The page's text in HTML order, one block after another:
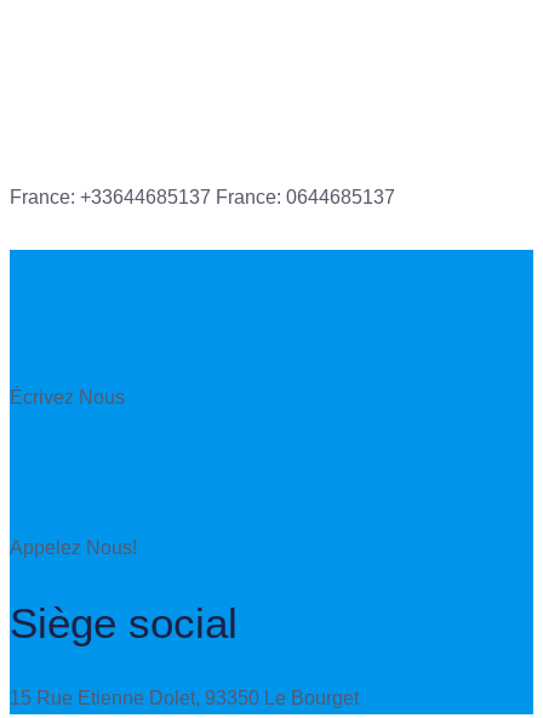
France: +33644685137 France: 0644685137
Écrivez Nous
Appelez Nous!
Siège social
15 Rue Etienne Dolet, 93350 Le Bourget